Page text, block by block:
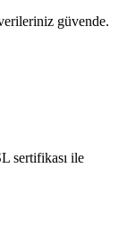
güvende.
sertifikası ile